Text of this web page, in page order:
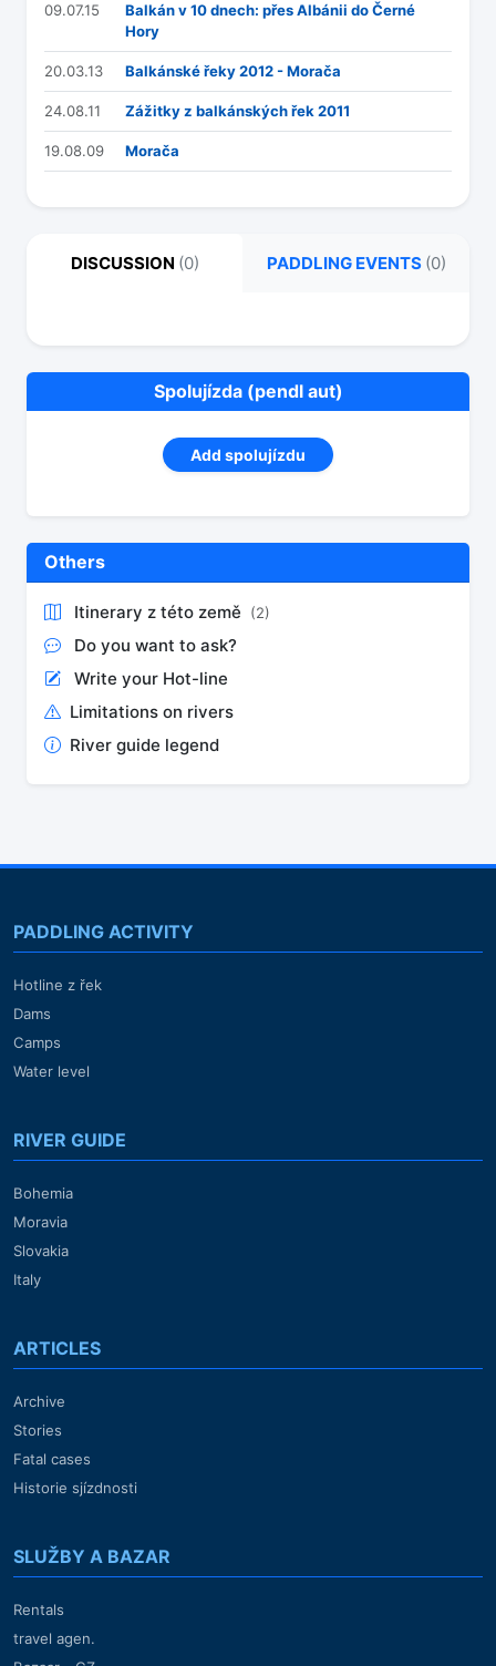
09.07.15
Balkán v 10 dnech: přes Albánii do Černé
Hory
20.03.13 Balkánské řeky 2012 - Morača
24.08.11 Zážitky z balkánských řek 2011
19.08.09 Morača
DISCUSSION (0) PADDLING EVENTS (0)
Spolujízda (pendl aut)
Add spolujízdu
Others
Itinerary z této země (2)
Do you want to ask?
Write your Hot-line
Limitations on rivers
River guide legend
PADDLING ACTIVITY
Hotline z řek
Dams
Camps
Water level
RIVER GUIDE
Bohemia
Moravia
Slovakia
Italy
ARTICLES
Archive
Stories
Fatal cases
Historie sjízdnosti
SLUŽBY A BAZAR
Rentals
travel agen.